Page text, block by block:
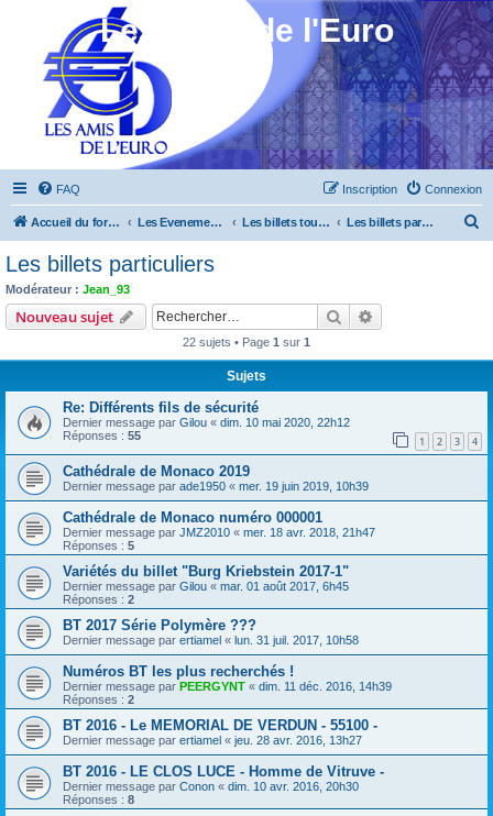
Les Amis de l'Euro
FAQ Connexion
Inscription
Accueil du forum Les Evenements ! [Ouvert au public] Les billets touristiques Les billets particuliers
e
r
Les billets particuliers
Modérateur : Jean_93
Nouveau sujet Rechercher
22 sujets • Page 1 sur 1
Sujets
Re: Différents fils de sécurité
Dernier message par Gilou « dim. 10 mai 2020, 22h12
Réponses : 55 1 2 3 4
Cathédrale de Monaco 2019
Dernier message par ade1950 « mer. 19 juin 2019, 10h39
Cathédrale de Monaco numéro 000001
Dernier message par JMZ2010 « mer. 18 avr. 2018, 21h47
Réponses : 5
Variétés du billet "Burg Kriebstein 2017-1"
Dernier message par Gilou « mar. 01 août 2017, 6h45
Réponses : 2
BT 2017 Série Polymère ???
Dernier message par ertiamel « lun. 31 juil. 2017, 10h58
Numéros BT les plus recherchés !
Dernier message par PEERGYNT « dim. 11 déc. 2016, 14h39
Réponses : 2
BT 2016 - Le MEMORIAL DE VERDUN - 55100 -
Dernier message par ertiamel « jeu. 28 avr. 2016, 13h27
BT 2016 - LE CLOS LUCE - Homme de Vitruve -
Dernier message par Conon « dim. 10 avr. 2016, 20h30
Réponses : 8